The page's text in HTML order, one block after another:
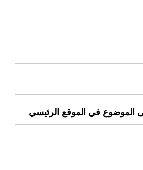
الموضوع في الموقع الرئيسي